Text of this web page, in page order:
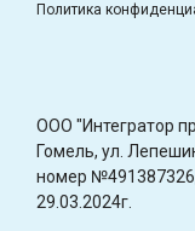
Политика
OOO "Интегратор
Гомель, ул.
номер
29.03.2024г.